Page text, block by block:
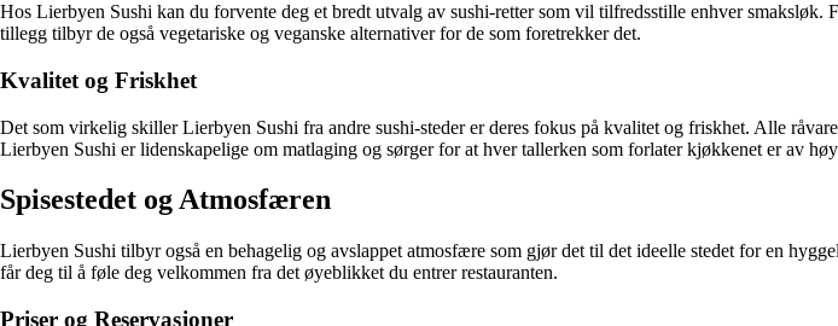
Hos Lierbyen Sushi kan du forvente deg et bredt utvalg av sushi-retter som vil tilfredsstille enhver
tillegg tilbyr de også vegetariske og veganske alternativer for de som foretrekker det.
Kvalitet og Friskhet
Det som virkelig skiller Lierbyen Sushi fra andre sushi-steder er deres fokus på kvalitet og friskhet. Alle
Lierbyen Sushi er lidenskapelige om matlaging og sørger for at hver tallerken som forlater kjøkkenet er av
Spisestedet og Atmosfæren
Lierbyen Sushi tilbyr også en behagelig og avslappet atmosfære som gjør det til det ideelle stedet for en
får deg til å føle deg velkommen fra det øyeblikket du entrer restauranten.
Priser og Reservasjoner